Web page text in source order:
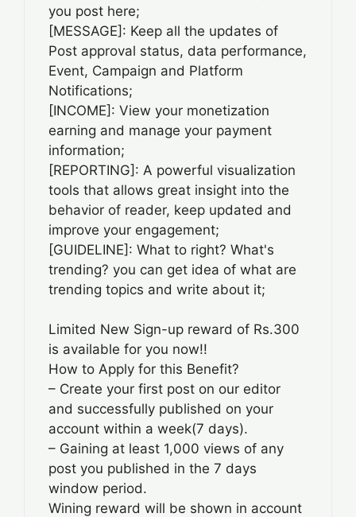
you post here;
[MESSAGE]: Keep all the updates of
Post approval status, data performance,
Event, Campaign and Platform
Notifications;
[INCOME]: View your monetization
earning and manage your payment
information;
[REPORTING]: A powerful visualization
tools that allows great insight into the
behavior of reader, keep updated and
improve your engagement;
[GUIDELINE]: What to right? What's
trending? you can get idea of what are
trending topics and write about it;
Limited New Sign-up reward of Rs.300
is available for you now!!
How to Apply for this Benefit?
– Create your first post on our editor
and successfully published on your
account within a week(7 days).
– Gaining at least 1,000 views of any
post you published in the 7 days
window period.
Wining reward will be shown in account